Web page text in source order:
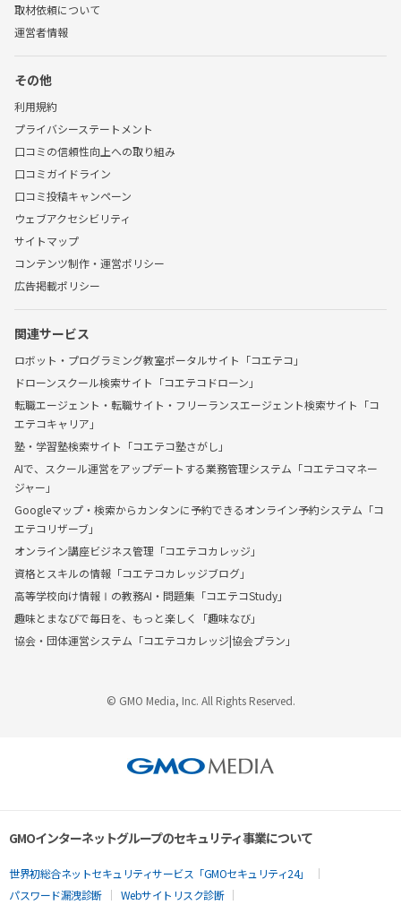
取材依頼について
運営者情報
その他
利用規約
プライバシーステートメント
口コミの信頼性向上への取り組み
口コミガイドライン
口コミ投稿キャンペーン
ウェブアクセシビリティ
サイトマップ
コンテンツ制作・運営ポリシー
広告掲載ポリシー
関連サービス
ロボット・プログラミング教室ポータルサイト「コエテコ」
ドローンスクール検索サイト「コエテコドローン」
転職エージェント・転職サイト・フリーランスエージェント検索サイト「コ
エテコキャリア」
塾・学習塾検索サイト「コエテコ塾さがし」
AIで、スクール運営をアップデートする業務管理システム「コエテコマネー
ジャー」
Googleマップ・検索からカンタンに予約できるオンライン予約システム「コ
エテコリザーブ」
オンライン講座ビジネス管理「コエテコカレッジ」
資格とスキルの情報「コエテコカレッジブログ」
高等学校向け情報Ⅰの教務AI・問題集「コエテコStudy」
趣味とまなびで毎日を、もっと楽しく「趣味なび」
協会・団体運営システム「コエテコカレッジ|協会プラン」
© GMO Media, Inc. All Rights Reserved.
GMOインターネットグループのセキュリティ事業について
世界初総合ネットセキュリティサービス「GMOセキュリティ24」
パスワード漏洩診断
Webサイトリスク診断